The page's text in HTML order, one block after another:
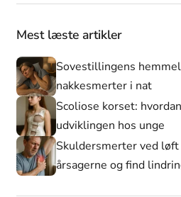
Mest læste artikler
Sovestillingens
nakkesmerter i nat
Scoliose korset:
udviklingen hos unge
Skuldersmerter ved løft
årsagerne og find